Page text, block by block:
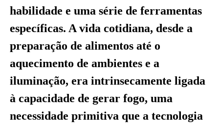
habilidade e uma série de ferramentas
específicas. A vida cotidiana, desde a
preparação de alimentos até o
aquecimento de ambientes e a
iluminação, era intrinsecamente ligada
à capacidade de gerar fogo, uma
necessidade primitiva que a tecnologia